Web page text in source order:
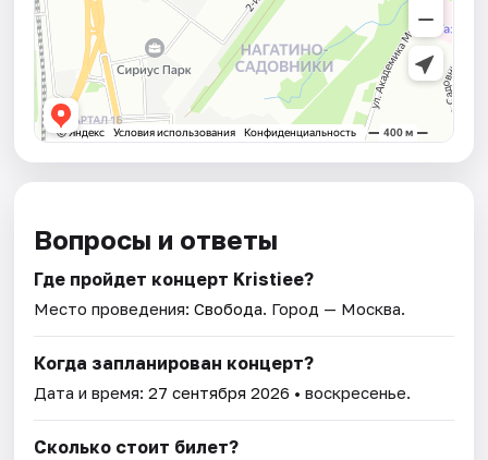
Вопросы и ответы
Где пройдет концерт Kristiee?
Место проведения:Свобода. Город — Москва.
Когда запланирован концерт?
Дата и время:27 сентября 2026 • воскресенье.
Сколько стоит билет?